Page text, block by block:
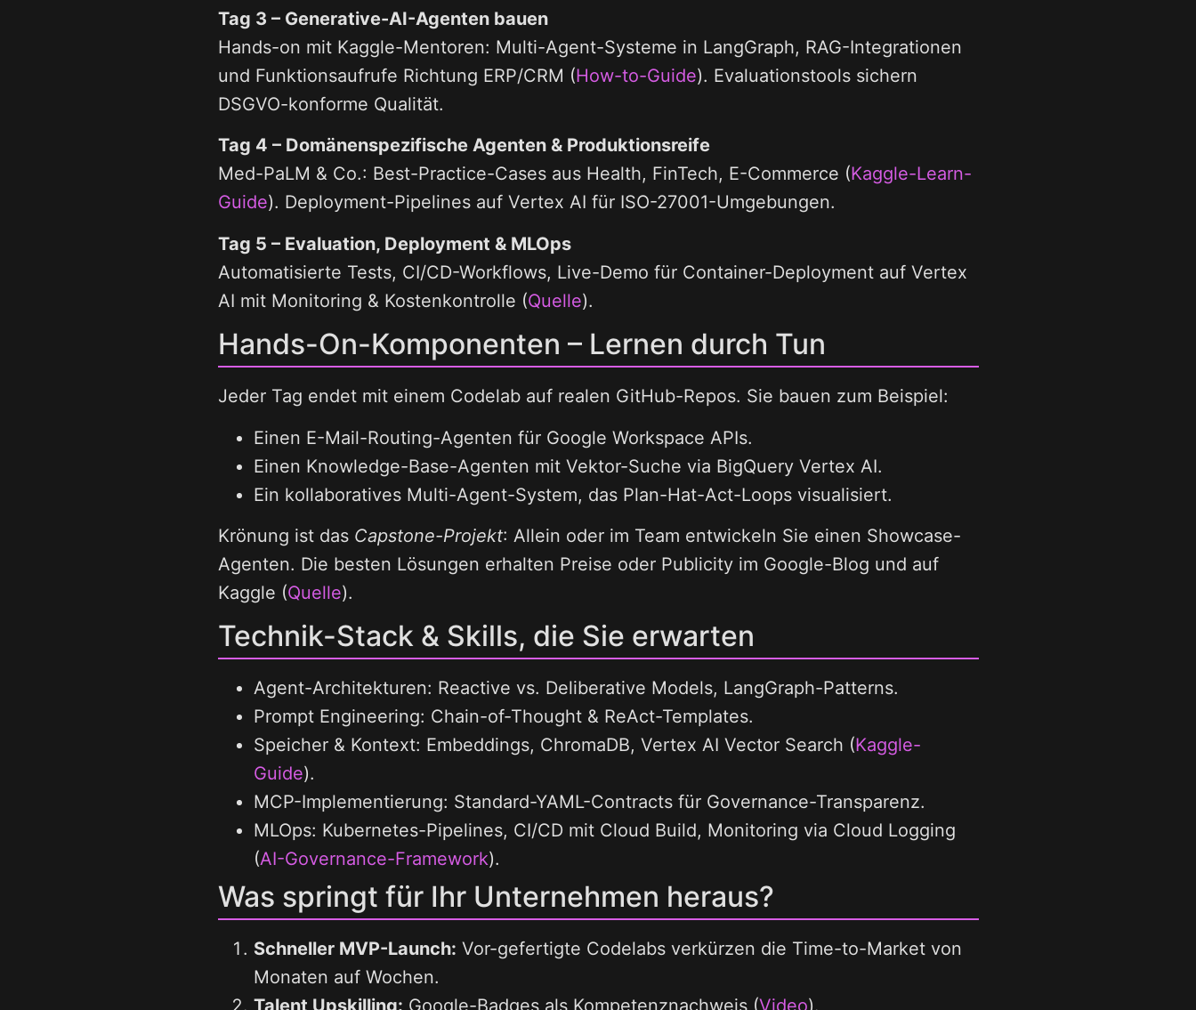
Tag 3 – Generative-AI-Agenten bauen
Hands-on mit Kaggle-Mentoren: Multi-Agent-Systeme in LangGraph, RAG-Integrationen
und Funktionsaufrufe Richtung ERP/CRM (How-to-Guide). Evaluationstools sichern
DSGVO-konforme Qualität.
Tag 4 – Domänenspezifische Agenten & Produktionsreife
Med-PaLM & Co.: Best-Practice-Cases aus Health, FinTech, E-Commerce (Kaggle-Learn-
Guide). Deployment-Pipelines auf Vertex AI für ISO-27001-Umgebungen.
Tag 5 – Evaluation, Deployment & MLOps
Automatisierte Tests, CI/CD-Workflows, Live-Demo für Container-Deployment auf Vertex
AI mit Monitoring & Kostenkontrolle (Quelle).
Hands-On-Komponenten – Lernen durch Tun
Jeder Tag endet mit einem Codelab auf realen GitHub-Repos. Sie bauen zum Beispiel:
Einen E-Mail-Routing-Agenten für Google Workspace APIs.
Einen Knowledge-Base-Agenten mit Vektor-Suche via BigQuery Vertex AI.
Ein kollaboratives Multi-Agent-System, das Plan-Hat-Act-Loops visualisiert.
Krönung ist das Capstone-Projekt: Allein oder im Team entwickeln Sie einen Showcase-
Agenten. Die besten Lösungen erhalten Preise oder Publicity im Google-Blog und auf
Kaggle (Quelle).
Technik-Stack & Skills, die Sie erwarten
Agent-Architekturen: Reactive vs. Deliberative Models, LangGraph-Patterns.
Prompt Engineering: Chain-of-Thought & ReAct-Templates.
Speicher & Kontext: Embeddings, ChromaDB, Vertex AI Vector Search (Kaggle-
Guide).
MCP-Implementierung: Standard-YAML-Contracts für Governance-Transparenz.
MLOps: Kubernetes-Pipelines, CI/CD mit Cloud Build, Monitoring via Cloud Logging
(AI-Governance-Framework).
Was springt für Ihr Unternehmen heraus?
Schneller MVP-Launch: Vor-gefertigte Codelabs verkürzen die Time-to-Market von
Monaten auf Wochen.